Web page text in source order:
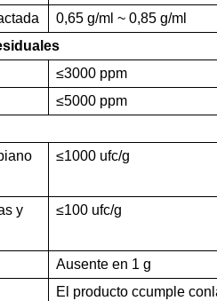
0,65 g/ml ~ 0,85 g/ml
≤3000 ppm
≤5000 ppm
≤1000 ufc/g
y
≤100 ufc/g
Ausente en 1 g
El producto ccumple con